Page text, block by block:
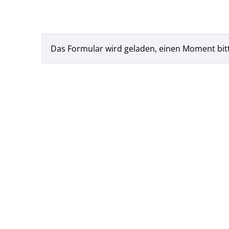
Das Formular wird geladen, einen Moment